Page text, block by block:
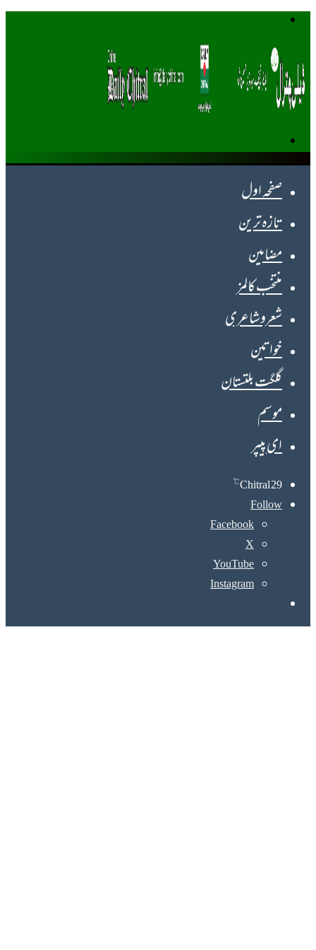
for
صفحہ اول
تازہ ترین
مضامین
منتخب کالمز
شعروشاعری
خواتین
گلگت بلتستان
موسم
ای پیپر
Chitral29
℃
Follow
Facebook
X
YouTube
Instagram
for